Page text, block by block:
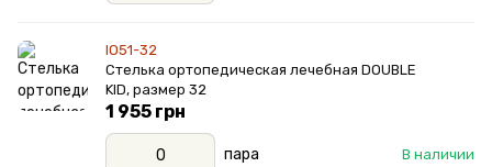
IO51-32
Стелька ортопедическая лечебная DOUBLE
KID, размер 32
В наличии
1 955 грн
пара